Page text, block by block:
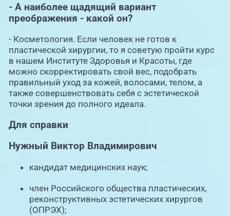
- А наиболее щадящий вариант
преображения - какой он?
- Косметология. Если человек не готов к
пластической хирургии, то я советую пройти курс
в нашем Институте Здоровья и Красоты, где
можно скорректировать свой вес, подобрать
правильный уход за кожей, волосами, телом, а
также совершенствовать себя с эстетической
точки зрения до полного идеала.
Для справки
Нужный Виктор Владимирович
кандидат медицинских наук;
член Российского общества пластических,
реконструктивных эстетических хирургов
(ОПРЭХ);